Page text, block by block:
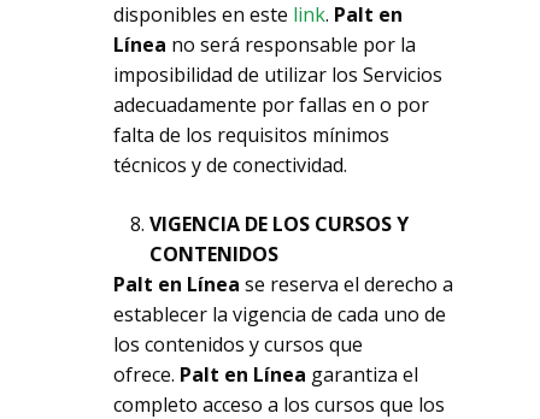
disponibles en este link. Palt en
Línea no será responsable por la
imposibilidad de utilizar los Servicios
adecuadamente por fallas en o por
falta de los requisitos mínimos
técnicos y de conectividad.
VIGENCIA DE LOS CURSOS Y
CONTENIDOS
Palt en Línease reserva el derecho a
establecer la vigencia de cada uno de
los contenidos y cursos que
ofrece. Palt en Línea garantiza el
completo acceso a los cursos que los